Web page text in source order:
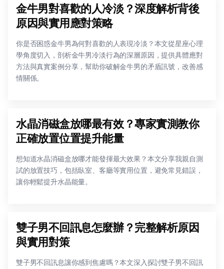
金牛男對喜歡的人冷淡？深度解析背後
原因與實用應對策略
你是否困惑金牛男為何對喜歡的人表現冷淡？本文從星座心理
學角度切入，剖析金牛男冷淡行為的深層原因，提供具體應對
方法與真實案例分享，幫助你破解金牛男的矛盾訊號，改善感
情關係。
水晶消磁盒放哪最有效？專家實測教你
正確放置位置提升能量
想知道水晶消磁盒放哪才能發揮最大效果？本文分享我親自測
試的放置技巧，包括臥室、客廳等實用位置，避免常見錯誤，
讓你輕鬆提升水晶能量。
雙子男不回訊息怎麼辦？完整解析原因
與實用對策
雙子男不回訊息讓你感到焦慮嗎？本文深入探討雙子男不回訊